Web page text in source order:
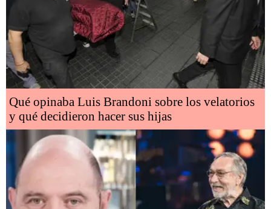
Qué opinaba Luis Brandoni sobre los velatorios
y qué decidieron hacer sus hijas